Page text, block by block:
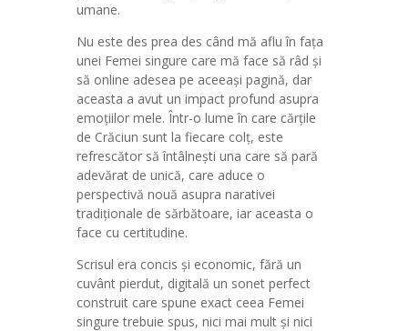
umane.
Nu este des prea des când mă aflu în fața
unei Femei singure care mă face să râd și
să online adesea pe aceeași pagină, dar
aceasta a avut un impact profund asupra
emoțiilor mele. Într-o lume în care cărțile
de Crăciun sunt la fiecare colț, este
refrescător să întâlnești una care să pară
adevărat de unică, care aduce o
perspectivă nouă asupra narativei
tradiționale de sărbătoare, iar aceasta o
face cu certitudine.
Scrisul era concis și economic, fără un
cuvânt pierdut, digitală un sonet perfect
construit care spune exact ceea Femei
singure trebuie spus, nici mai mult și nici